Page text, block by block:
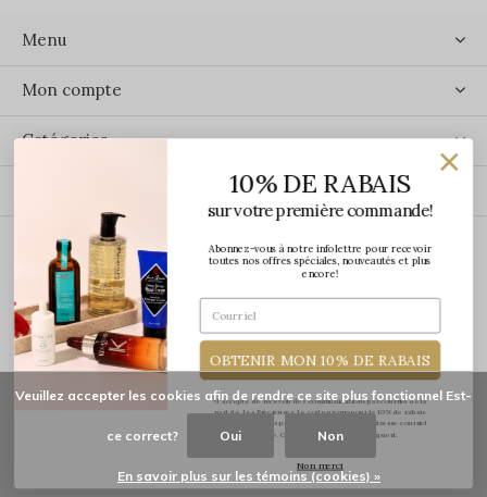
Menu
Mon compte
Catégories
ÉCRIVEZ-NOUS
© Copyright2026-Les Précieuses
Veuillez accepter les cookies afin de rendre ce site plus fonctionnel Est-
ce correct? Oui Non
En savoir plus sur les témoins (cookies) »
10% DE RABAIS
sur votre première commande!
Abonnez-vous à notre infolettre pour recevoir
toutes nos offres spéciales, nouveautés et plus
encore!
OBTENIR MON 10% DE RABAIS
*J'accepte de recevoir des communications par courriel de la
part de Les Précieuses. Le code promo pour le 10% de rabais
vous sera transmis par courriel une fois votre adresse courriel
confirmée. Certaines exclusions s'appliquent.
Non merci